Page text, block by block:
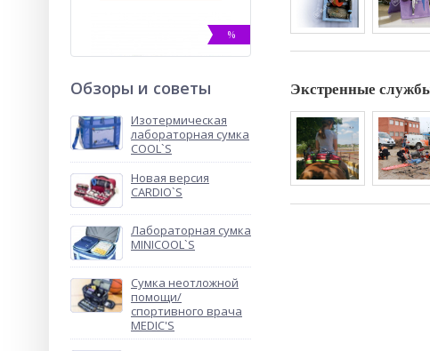
%
Сумка для кислородного
баллона MINI TUBE’S
9 550руб.
NEW
Обзоры и советы
Изотермическая
лабораторная сумка
COOL`S
Новая версия
CARDIO`S
Лабораторная сумка
MINICOOL`S
Сумка неотложной
помощи/
спортивного врача
MEDIC'S
Экстренные